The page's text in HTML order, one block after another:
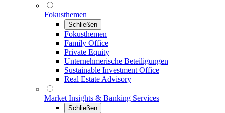
Fokusthemen
Schließen
Fokusthemen
Family Office
Private Equity
Unternehmerische Beteiligungen
Sustainable Investment Office
Real Estate Advisory
Market Insights & Banking Services
Schließen